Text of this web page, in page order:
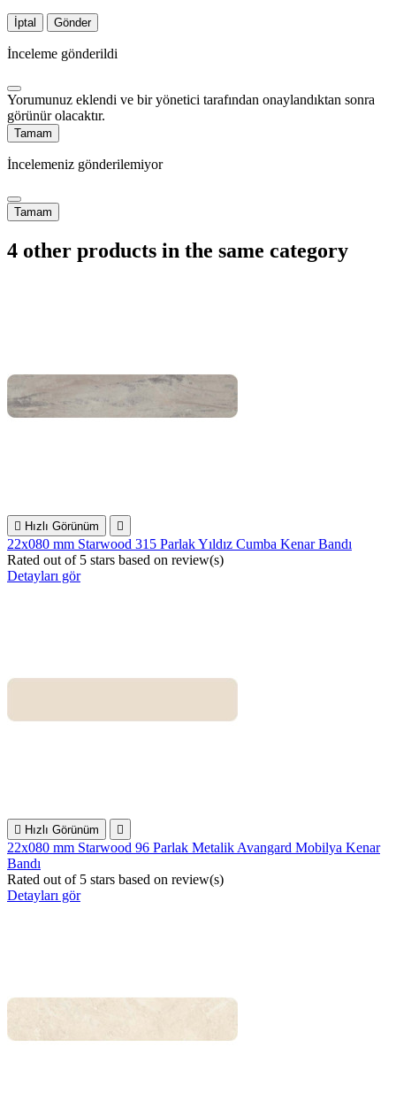
İptal Gönder
İnceleme gönderildi
Yorumunuz eklendi ve bir yönetici tarafından onaylandıktan sonra
görünür olacaktır.
Tamam
İncelemeniz gönderilemiyor
Tamam
4 other products in the same category
 Hızlı Görünüm 
22x080 mm Starwood 315 Parlak Yıldız Cumba Kenar Bandı
Rated out of 5 stars based on review(s)
Detayları gör
 Hızlı Görünüm 
22x080 mm Starwood 96 Parlak Metalik Avangard Mobilya Kenar
Bandı
Rated out of 5 stars based on review(s)
Detayları gör